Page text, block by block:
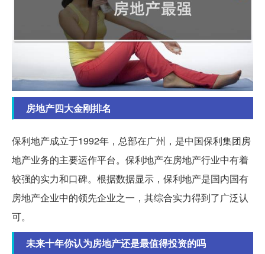
房地产四大金刚排名
保利地产成立于1992年，总部在广州，是中国保利集团房
地产业务的主要运作平台。保利地产在房地产行业中有着
较强的实力和口碑。根据数据显示，保利地产是国内国有
房地产企业中的领先企业之一，其综合实力得到了广泛认
可。
未来十年你认为房地产还是最值得投资的吗